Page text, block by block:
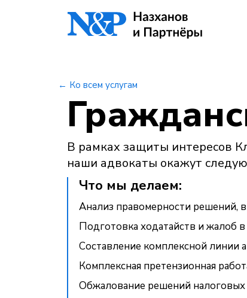
← Ко всем услугам
В рамках защиты интересов
наши адвокаты окажут
Что мы делаем:
Анализ правомерности решений,
Подготовка ходатайств и жалоб
Составление комплексной линии
Комплексная претензионная
Обжалование решений налоговых